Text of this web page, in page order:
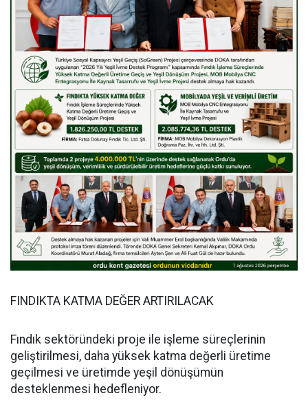
FINDIKTA KATMA DEĞER ARTIRILACAK
Fındık sektöründeki proje ile işleme süreçlerinin
geliştirilmesi, daha yüksek katma değerli üretime
geçilmesi ve üretimde yeşil dönüşümün
desteklenmesi hedefleniyor.